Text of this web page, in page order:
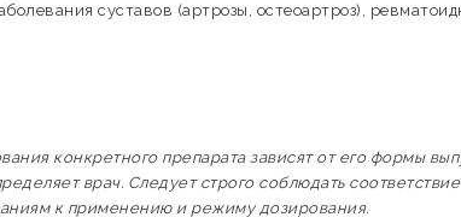
суставов (артрозы, остеоартроз),
конкретного препарата зависят от его формы
врач. Следует строго соблюдать
к применению и режиму дозирования.